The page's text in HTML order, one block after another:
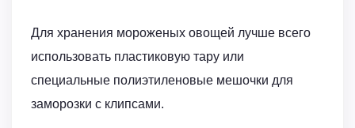
Для хранения мороженых овощей лучше всего
использовать пластиковую тару или
специальные полиэтиленовые мешочки для
заморозки с клипсами.